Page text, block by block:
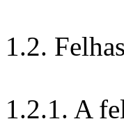
1.2.
1.2.1. A